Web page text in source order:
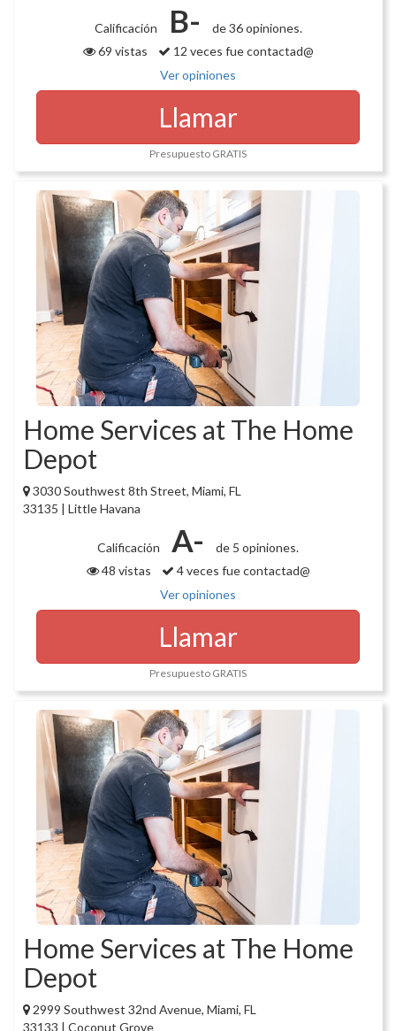
Calificación B-
de 36 opiniones.
69 vistas
12 veces fue contactad@
Ver opiniones
Llamar
Presupuesto GRATIS
Home Services at The Home
Depot
3030 Southwest 8th Street, Miami, FL
33135 | Little Havana
Calificación A-
de 5 opiniones.
48 vistas
4 veces fue contactad@
Ver opiniones
Llamar
Presupuesto GRATIS
Home Services at The Home
Depot
2999 Southwest 32nd Avenue, Miami, FL
33133 | Coconut Grove